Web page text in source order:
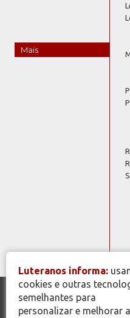
Mais
© Copyright 2026 - Todos os
Luteranos informa:
cookies e outras
semelhantes para
personalizar e melhorar a